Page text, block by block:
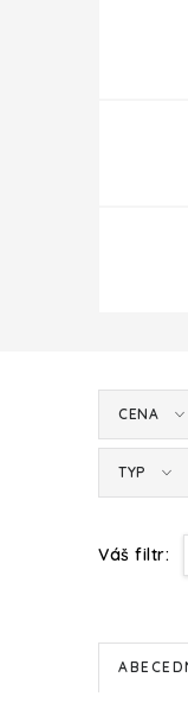
CENA
TYP
Váš filtr:
Ř